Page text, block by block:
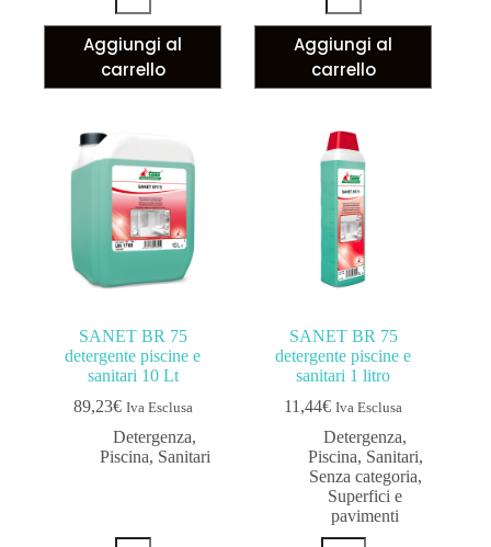
Aggiungi al
carrello
Aggiungi al
carrello
SANET BR 75
detergente piscine e
sanitari 10 Lt
89,23€ Iva Esclusa
Detergenza,
Piscina, Sanitari
SANET BR 75
detergente piscine e
sanitari 1 litro
11,44€ Iva Esclusa
Detergenza,
Piscina, Sanitari,
Senza categoria,
Superfici e
pavimenti